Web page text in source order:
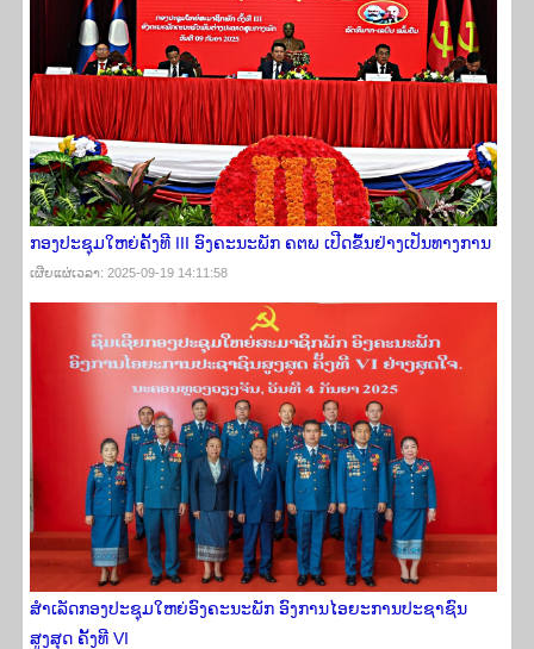
ກອງປະຊຸມໃຫຍ່ຄັ້ງທີ III ອົງຄະນະພັກ ຄຕພ ເປີດຂຶ້ນຢ່າງເປັນທາງການ
ເຜີຍ​ແຜ່​ເວ​ລາ: 2025-09-19 14:11:58
ສຳເລັດກອງປະຊຸມໃຫຍ່ອົງຄະນະພັກ ອົງການໄອຍະການປະຊາຊົນ
ສູງສຸດ ຄັ້ງທີ VI